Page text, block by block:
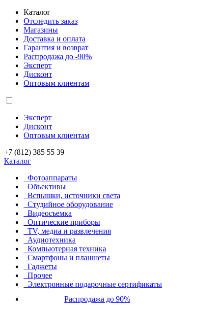
Каталог
Отследить заказ
Магазины
Доставка и оплата
Гарантия и возврат
Распродажа до -90%
Эксперт
Дисконт
Оптовым клиентам
Эксперт
Дисконт
Оптовым клиентам
+7 (812) 385 55 39
Каталог
Фотоаппараты
Объективы
Вспышки, источники света
Студийное оборудование
Видеосъемка
Оптические приборы
TV, медиа и развлечения
Аудиотехника
Компьютерная техника
Смартфоны и планшеты
Гаджеты
Прочее
Электронные подарочные сертификаты
Распродажа до 90%